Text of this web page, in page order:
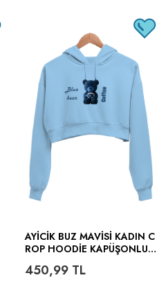
AYICIK BUZ MAVISI KADIN C
ROP HOODIE KAPÜŞONLU S
450,99 TL